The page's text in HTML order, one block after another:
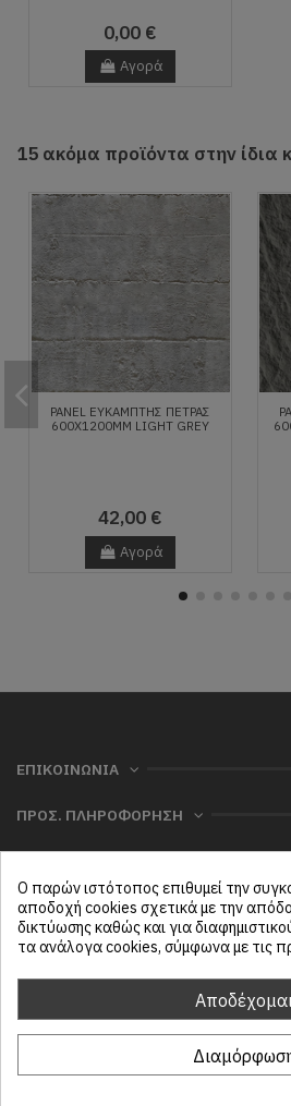
0,00 €
Αγορά
15 ακόμα προϊόντα στην ίδια
PANEL ΕΥΚΑΜΠΤΗΣ ΠΕΤΡΑΣ
600X1200MM LIGHT GREY
42,00 €
Αγορά
ΕΠΙΚΟΙΝΩΝΙΑ
ΠΡΟΣ. ΠΛΗΡΟΦΟΡΗΣΗ
ΜΕΝΟΥ
Follow us
| All rights reserved
Ο παρών ιστότοπος επιθυμεί την
αποδοχή cookies σχετικά με την
δικτύωσης καθώς και για
τα ανάλογα cookies, σύμφωνα με τις